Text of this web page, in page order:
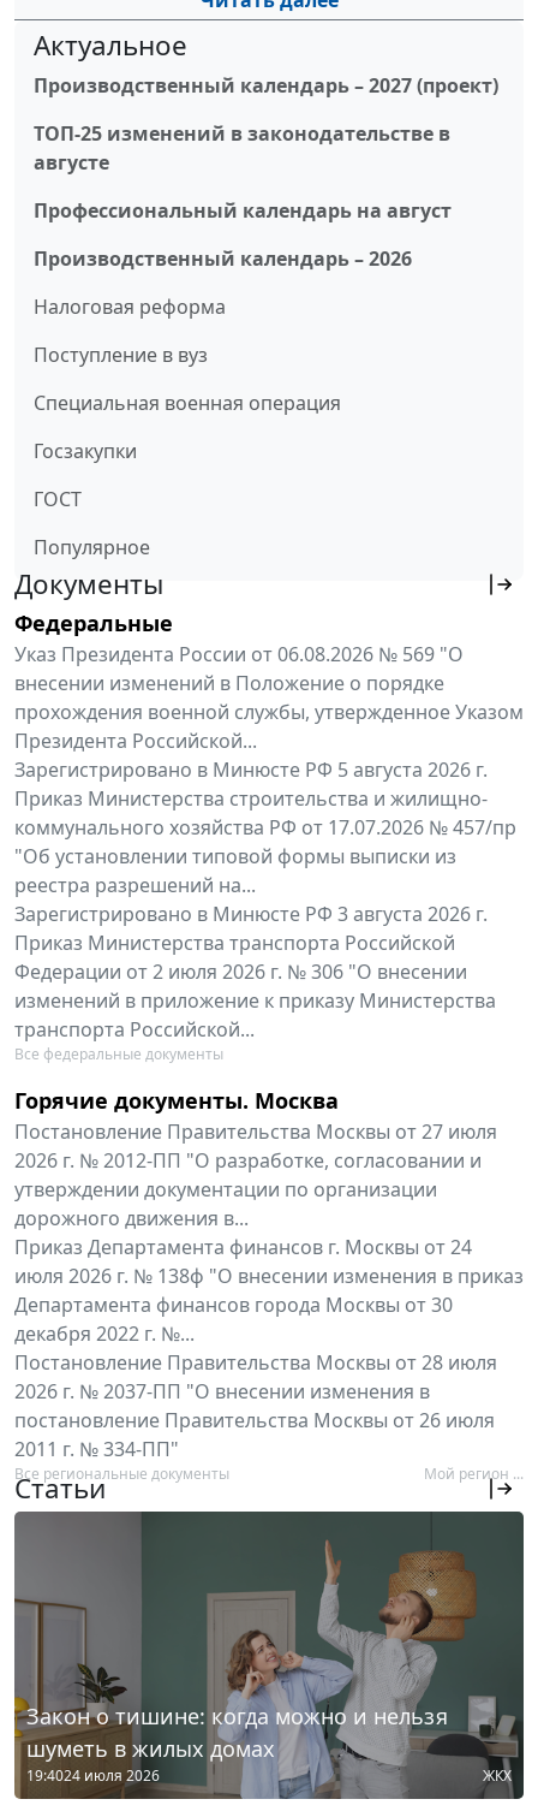
Актуальное
Производственный календарь – 2027 (проект)
ТОП-25 изменений в законодательстве в
августе
Профессиональный календарь на август
Производственный календарь – 2026
Налоговая реформа
Поступление в вуз
Специальная военная операция
Госзакупки
ГОСТ
Популярное
Документы
Федеральные
Указ Президента России от 06.08.2026 № 569 "О
внесении изменений в Положение о порядке
прохождения военной службы, утвержденное Указом
Президента Российской...
Зарегистрировано в Минюсте РФ 5 августа 2026 г.
Приказ Министерства строительства и жилищно-
коммунального хозяйства РФ от 17.07.2026 № 457/пр
"Об установлении типовой формы выписки из
реестра разрешений на...
Зарегистрировано в Минюсте РФ 3 августа 2026 г.
Приказ Министерства транспорта Российской
Федерации от 2 июля 2026 г. № 306 "О внесении
изменений в приложение к приказу Министерства
транспорта Российской...
Все федеральные документы
Горячие документы. Москва
Постановление Правительства Москвы от 27 июля
2026 г. № 2012-ПП "О разработке, согласовании и
утверждении документации по организации
дорожного движения в...
Приказ Департамента финансов г. Москвы от 24
июля 2026 г. № 138ф "О внесении изменения в приказ
Департамента финансов города Москвы от 30
декабря 2022 г. №...
Постановление Правительства Москвы от 28 июля
2026 г. № 2037-ПП "О внесении изменения в
постановление Правительства Москвы от 26 июля
2011 г. № 334-ПП"
Все региональные документы Мой регион ...
Статьи
Закон о тишине: когда можно и нельзя
шуметь в жилых домах
19:4024 июля 2026 ЖКХ